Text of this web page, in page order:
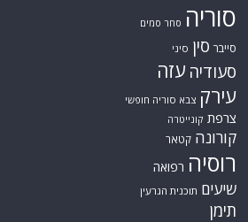
סוריה סחר סמים
סייבר סין סיני
סעודיה עזה
עירק צבא סוריה חופשי
צרפת קונייטרה
קורונה קטאר
רוסיה רפואה
שיעים תוכנית הגרעין
תימן